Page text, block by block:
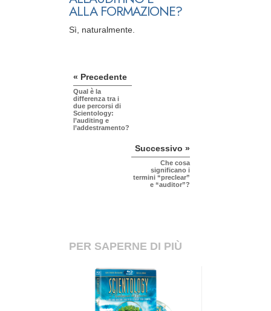
ALLA FORMAZIONE?
Sì, naturalmente.
« Precedente
Qual è la
differenza tra i
due percorsi di
Scientology:
l’auditing e
l’addestramento?
Successivo »
Che cosa
significano i
termini “preclear”
e “auditor”?
PER SAPERNE DI PIÙ